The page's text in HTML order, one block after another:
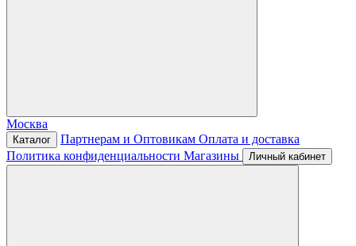
Москва
Каталог Партнерам и Оптовикам Оплата и доставка
Политика конфиденциальности Магазины Личный кабинет